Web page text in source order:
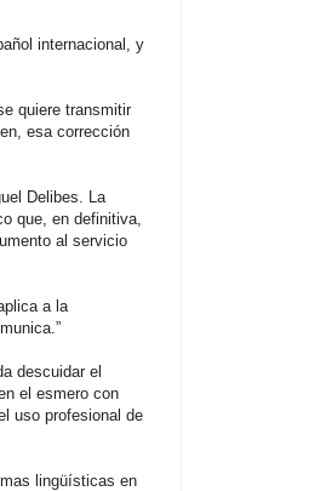
internacional, y
quiere transmitir
esa corrección
Delibes. La
que, en definitiva,
al servicio
a la
descuidar el
el esmero con
uso profesional de
lingüísticas en